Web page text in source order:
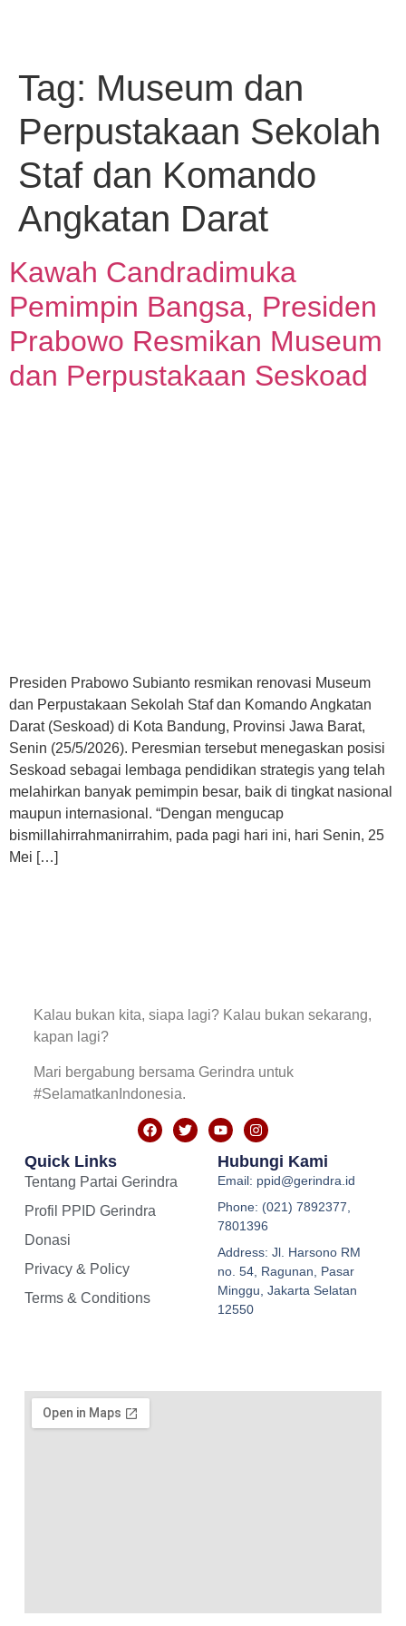
Tag: Museum dan
Perpustakaan Sekolah
Staf dan Komando
Angkatan Darat
Kawah Candradimuka
Pemimpin Bangsa, Presiden
Prabowo Resmikan Museum
dan Perpustakaan Seskoad
Presiden Prabowo Subianto resmikan renovasi Museum
dan Perpustakaan Sekolah Staf dan Komando Angkatan
Darat (Seskoad) di Kota Bandung, Provinsi Jawa Barat,
Senin (25/5/2026). Peresmian tersebut menegaskan posisi
Seskoad sebagai lembaga pendidikan strategis yang telah
melahirkan banyak pemimpin besar, baik di tingkat nasional
maupun internasional. “Dengan mengucap
bismillahirrahmanirrahim, pada pagi hari ini, hari Senin, 25
Mei […]
Kalau bukan kita, siapa lagi? Kalau bukan sekarang,
kapan lagi?
Mari bergabung bersama Gerindra untuk
#SelamatkanIndonesia.
Quick Links
Tentang Partai Gerindra
Profil PPID Gerindra
Donasi
Privacy & Policy
Terms & Conditions
Hubungi Kami
Email: ppid@gerindra.id
Phone: (021) 7892377,
7801396
Address: Jl. Harsono RM
no. 54, Ragunan, Pasar
Minggu, Jakarta Selatan
12550